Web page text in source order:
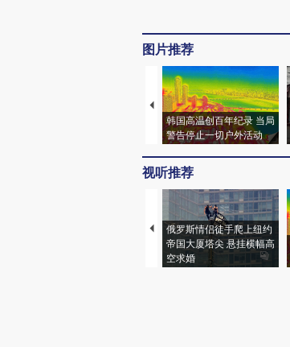
图片推荐
韩国高温创百年纪录 当局
警告停止一切户外活动
视听推荐
俄罗斯情侣徒手爬上纽约
帝国大厦塔尖 悬挂横幅高
空求婚